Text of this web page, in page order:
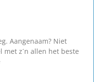
Aangenaam? Niet
z´n allen het beste